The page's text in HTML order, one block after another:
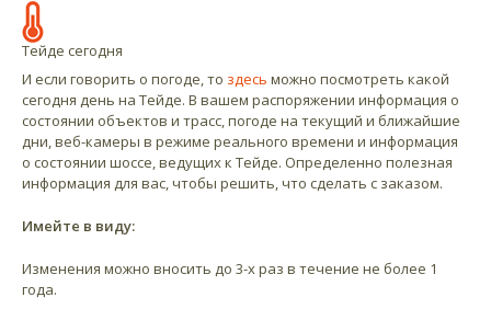
Тейде сегодня
И если говорить о погоде, то здесь можно посмотреть какой
сегодня день на Тейде. В вашем распоряжении информация о
состоянии объектов и трасс, погоде на текущий и ближайшие
дни, веб-камеры в режиме реального времени и информация
о состоянии шоссе, ведущих к Тейде. Определенно полезная
информация для вас, чтобы решить, что сделать с заказом.
Имейте в виду:
Изменения можно вносить до 3-х раз в течение не более 1
года.